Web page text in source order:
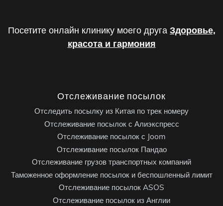
Посетите онлайн клинику моего друга Здоровье,
красота и гармония
Отслеживание посылок
Отследить посылку из Китая по трек номеру
Отслеживание посылок с Алиэкспресс
Отслеживание посылок с Joom
Отслеживание посылок Пандао
Отслеживание грузов транспортных компаний
Таможенное оформление посылок и беспошленный лимит
Отслеживание посылок ASOS
Отслеживание посылок из Англии